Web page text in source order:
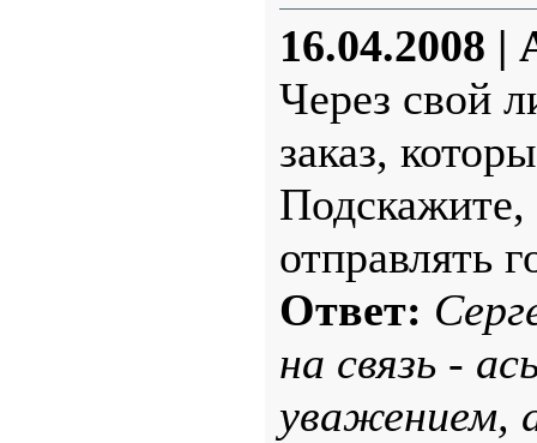
16.04.2008 |
Через свой
заказ,
Подскажите,
отправлять
Ответ:
на связь -
уважением,